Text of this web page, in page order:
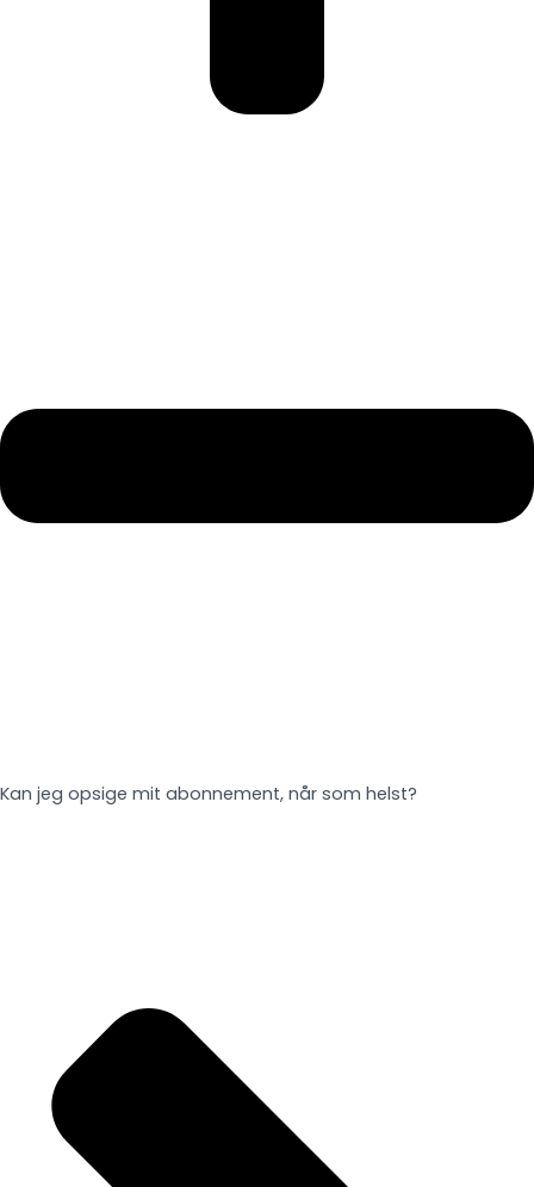
Kan jeg opsige mit abonnement, når som helst?